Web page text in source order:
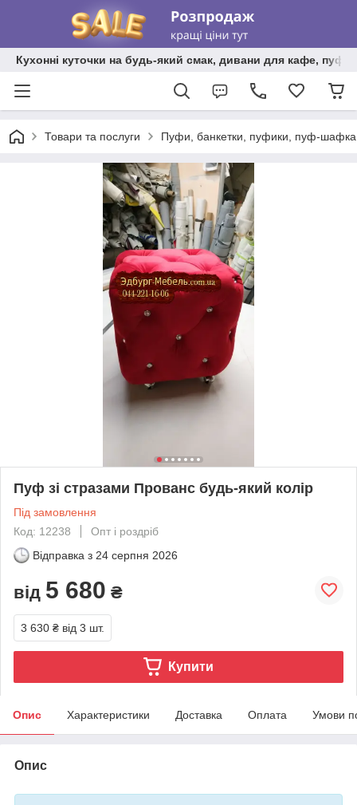
Кухонні куточки на будь-який смак, дивани для кафе,
Товари та послуги Пуфи, банкетки, пуфики, пуф-
Пуф зі стразами Прованс будь-який колір
Під замовлення
Код: 12238
Опт і роздріб
Відправка з 24 серпня 2026
від 5 680 ₴
3 630 ₴ від 3 шт.
Купити
Опис Характеристики Доставка Оплата Умови
Опис